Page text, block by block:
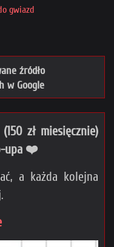
gwiazd
źródło
w Google
zł miesięcznie)
upa ❤️
a każda kolejna